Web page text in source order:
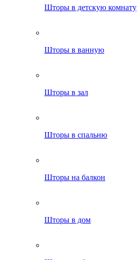
Шторы в детскую комнату
Шторы в ванную
Шторы в зал
Шторы в спальню
Шторы на балкон
Шторы в дом